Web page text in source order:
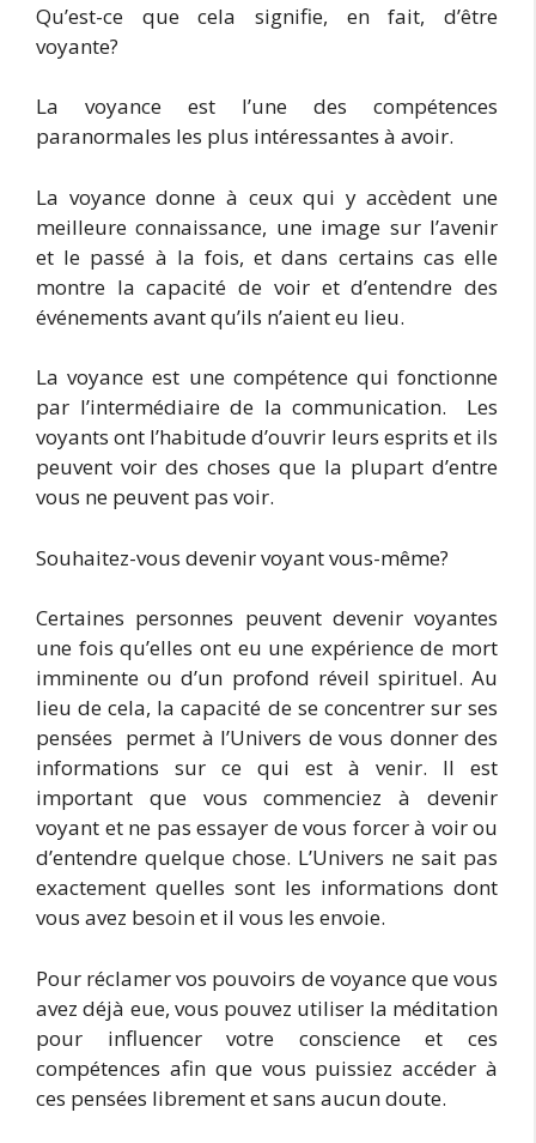
Qu’est-ce que cela signifie, en fait, d’être
voyante?
La voyance est l’une des compétences
paranormales les plus intéressantes à avoir.
La voyance donne à ceux qui y accèdent une
meilleure connaissance, une image sur l’avenir
et le passé à la fois, et dans certains cas elle
montre la capacité de voir et d’entendre des
événements avant qu’ils n’aient eu lieu.
La voyance est une compétence qui fonctionne
par l’intermédiaire de la communication. Les
voyants ont l’habitude d’ouvrir leurs esprits et ils
peuvent voir des choses que la plupart d’entre
vous ne peuvent pas voir.
Souhaitez-vous devenir voyant vous-même?
Certaines personnes peuvent devenir voyantes
une fois qu’elles ont eu une expérience de mort
imminente ou d’un profond réveil spirituel. Au
lieu de cela, la capacité de se concentrer sur ses
pensées permet à l’Univers de vous donner des
informations sur ce qui est à venir. Il est
important que vous commenciez à devenir
voyant et ne pas essayer de vous forcer à voir ou
d’entendre quelque chose. L’Univers ne sait pas
exactement quelles sont les informations dont
vous avez besoin et il vous les envoie.
Pour réclamer vos pouvoirs de voyance que vous
avez déjà eue, vous pouvez utiliser la méditation
pour influencer votre conscience et ces
compétences afin que vous puissiez accéder à
ces pensées librement et sans aucun doute.